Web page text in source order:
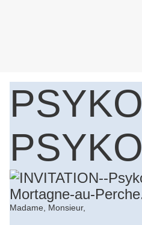
PSYKO
PSYKO
Madame, Monsieur,